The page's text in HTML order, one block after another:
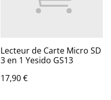
Lecteur de Carte Micro SD
3 en 1 Yesido GS13
17,90 €